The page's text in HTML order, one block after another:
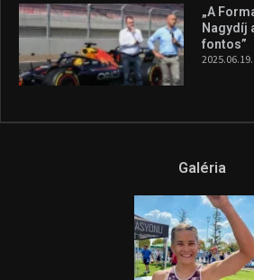
„A
Nagydíj
fontos”
2025.06.19.
Galéria